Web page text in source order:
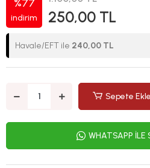
%77
indirim 250,00 TL
Havale/EFT ile 240,00 TL
Sepete Ekle
WHATSAPP İLE